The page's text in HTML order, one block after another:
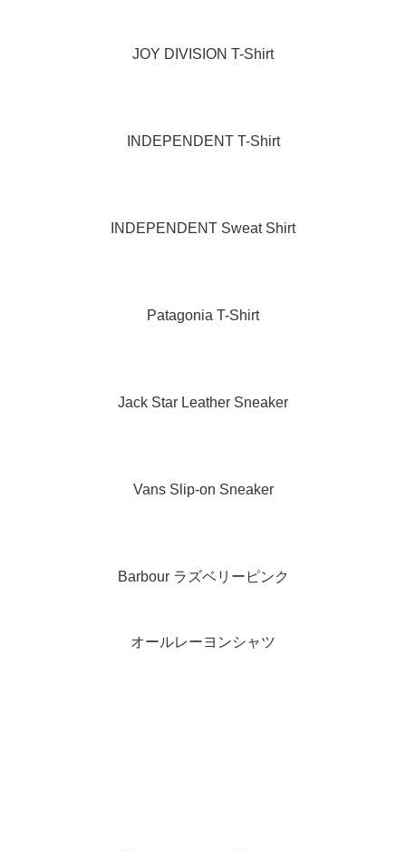
JOY DIVISION T-Shirt
INDEPENDENT T-Shirt
INDEPENDENT Sweat Shirt
Patagonia T-Shirt
Jack Star Leather Sneaker
Vans Slip-on Sneaker
Barbour ラズベリーピンク
オールレーヨンシャツ